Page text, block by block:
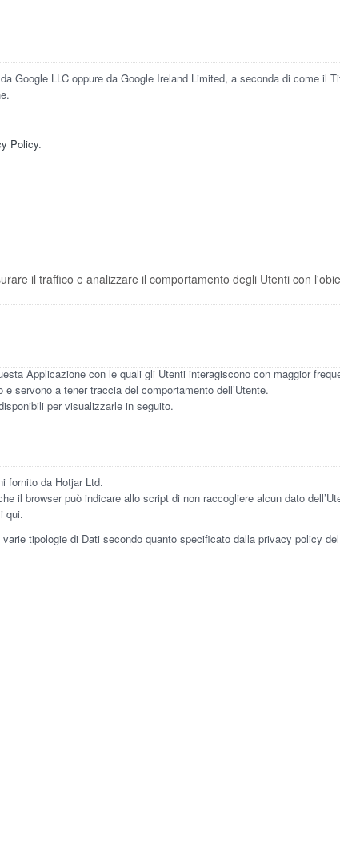
Google LLC oppure da Google Ireland Limited, a seconda di come il
Policy.
il traffico e analizzare il comportamento degli Utenti con
Applicazione con le quali gli Utenti interagiscono con maggior
servono a tener traccia del comportamento dell’Utente.
per visualizzarle in seguito.
fornito da Hotjar Ltd.
il browser può indicare allo script di non raccogliere alcun dato
qui.
tipologie di Dati secondo quanto specificato dalla privacy policy